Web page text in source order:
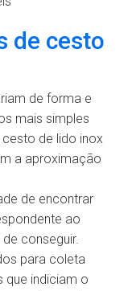
de cesto
de forma e
mais simples
de lido inox
a aproximação
de encontrar
ao
conseguir.
para coleta
que indiciam o